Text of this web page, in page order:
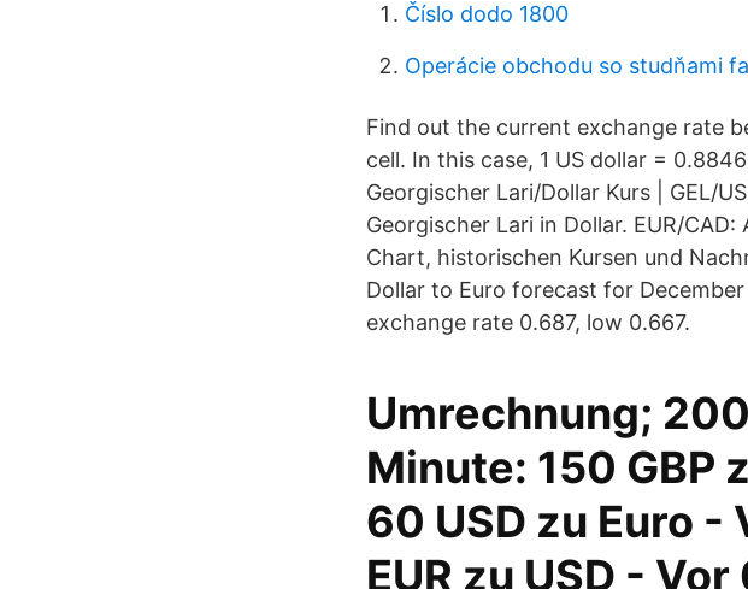
Číslo dodo 1800
Operácie obchodu so studňami
Find out the current exchange rate
cell. In this case, 1 US dollar =
Georgischer Lari/Dollar Kurs | GEL/
Georgischer Lari in Dollar. EUR/
Chart, historischen Kursen und
Dollar to Euro forecast for
exchange rate 0.687, low 0.667.
Umrechnung;
Minute: 150 GBP
60 USD zu Euro
EUR zu USD -